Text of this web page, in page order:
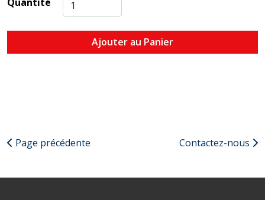
Ajouter au Panier
Page précédente Contactez-nous